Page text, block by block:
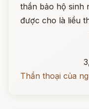
thần bảo hộ sinh
được cho là liều
Thần thoại của